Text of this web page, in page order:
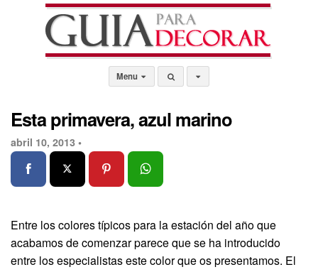
Menu
Esta primavera, azul marino
abril 10, 2013 •
Entre los colores típicos para la estación del año que
acabamos de comenzar parece que se ha introducido
entre los especialistas este color que os presentamos. El